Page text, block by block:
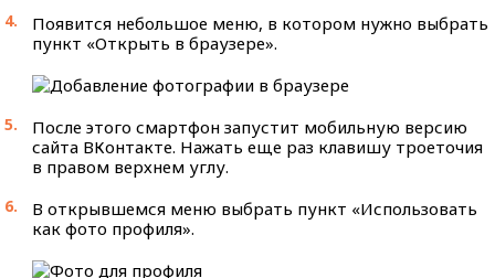
Появится небольшое меню, в котором нужно выбрать
пункт «Открыть в браузере».
После этого смартфон запустит мобильную версию
сайта ВКонтакте. Нажать еще раз клавишу троеточия
в правом верхнем углу.
В открывшемся меню выбрать пункт «Использовать
как фото профиля».